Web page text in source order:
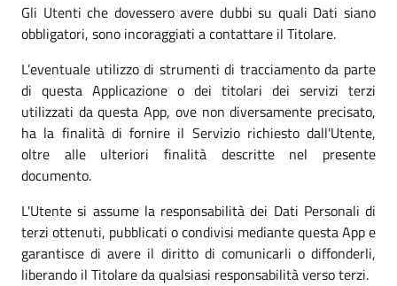
Gli Utenti che dovessero avere dubbi su quali Dati siano
obbligatori, sono incoraggiati a contattare il Titolare.
L’eventuale utilizzo di strumenti di tracciamento da parte
di questa Applicazione o dei titolari dei servizi terzi
utilizzati da questa App, ove non diversamente precisato,
ha la finalità di fornire il Servizio richiesto dall'Utente,
oltre alle ulteriori finalità descritte nel presente
documento.
L'Utente si assume la responsabilità dei Dati Personali di
terzi ottenuti, pubblicati o condivisi mediante questa App e
garantisce di avere il diritto di comunicarli o diffonderli,
liberando il Titolare da qualsiasi responsabilità verso terzi.